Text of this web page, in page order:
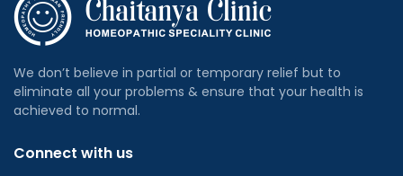
We don’t believe in partial or temporary relief but to
eliminate all your problems & ensure that your health is
achieved to normal.
Connect with us